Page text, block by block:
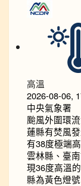
高溫
2026-08-06,
中央氣象署
颱風外圍環
蓮縣有焚風
有38度極端
雲林縣、臺
現36度高溫
縣為黃色燈